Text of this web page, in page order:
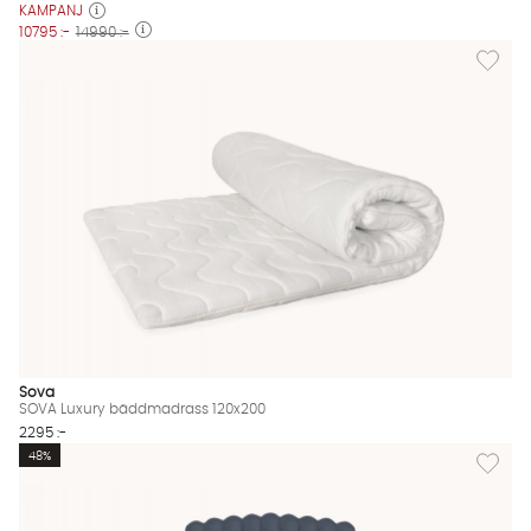
KAMPANJ
10795 :- 14990 :-
Lägg
Sova
SOVA Luxury bäddmadrass 120x200
2295 :-
Lägg
48%